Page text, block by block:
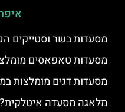
מסעדות בשר וסטייקים
מסעדות טאפאסים
מסעדות דגים מומלצות
מלאגה מסעדה